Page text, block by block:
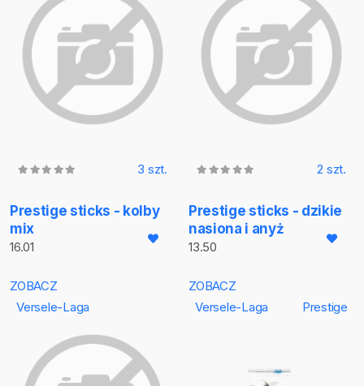
3 szt.
Prestige sticks - kolby
mix
16.01
2 szt.
Prestige sticks - dzikie
nasiona i anyż
13.50
ZOBACZ
Versele-Laga
ZOBACZ
Versele-Laga
Prestige